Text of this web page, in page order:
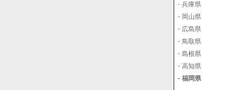
- 兵庫県
- 岡山県
- 広島県
- 鳥取県
- 島根県
- 高知県
- 福岡県